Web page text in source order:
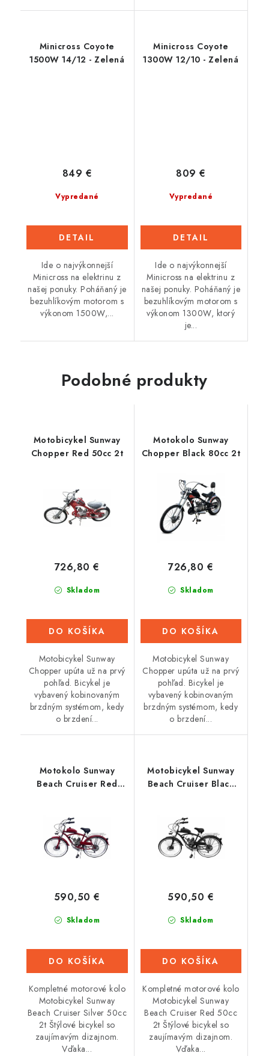
Minicross Coyote
1500W 14/12 - Zelená
Vypredané
849 €
DETAIL
Ide o najvýkonnejší
Minicross na elektrinu z
našej ponuky. Poháňaný je
bezuhlíkovým motorom s
výkonom 1500W,...
Minicross Coyote
1300W 12/10 - Zelená
Vypredané
809 €
DETAIL
Ide o najvýkonnejší
Minicross na elektrinu z
našej ponuky. Poháňaný je
bezuhlíkovým motorom s
výkonom 1300W, ktorý
je...
Podobné produkty
Motobicykel Sunway
Chopper Red 50cc 2t
Skladom
726,80 €
DO KOŠÍKA
Motobicykel Sunway
Chopper upúta už na prvý
pohľad. Bicykel je
vybavený kobinovaným
brzdným systémom, kedy
o brzdení...
Motokolo Sunway
Chopper Black 80cc 2t
Skladom
726,80 €
DO KOŠÍKA
Motobicykel Sunway
Chopper upúta už na prvý
pohľad. Bicykel je
vybavený kobinovaným
brzdným systémom, kedy
o brzdení...
Motokolo Sunway
Beach Cruiser Red
Skladom
590,50 €
DO KOŠÍKA
Kompletné motorové kolo
Motobicykel Sunway
Beach Cruiser Silver 50cc
2t Štýlové bicykel so
zaujímavým dizajnom.
Vďaka...
Motobicykel Sunway
Beach Cruiser Black
Skladom
590,50 €
DO KOŠÍKA
Kompletné motorové kolo
Motobicykel Sunway
Beach Cruiser Red 50cc
2t Štýlové bicykel so
zaujímavým dizajnom.
Vďaka...